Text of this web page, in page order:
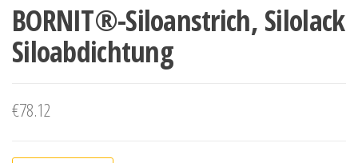
BORNIT®-Siloanstrich, Silolack
Siloabdichtung
€78.12